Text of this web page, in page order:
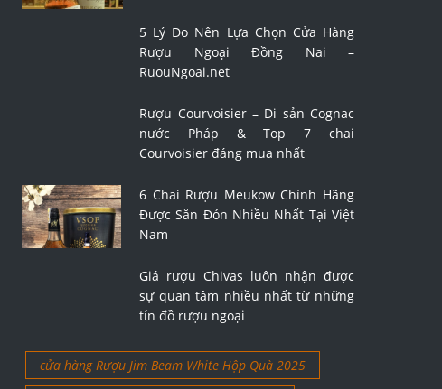
5 Lý Do Nên Lựa Chọn Cửa Hàng
Rượu Ngoại Đồng Nai –
RuouNgoai.net
Rượu Courvoisier – Di sản Cognac
nước Pháp & Top 7 chai
Courvoisier đáng mua nhất
6 Chai Rượu Meukow Chính Hãng
Được Săn Đón Nhiều Nhất Tại Việt
Nam
Giá rượu Chivas luôn nhận được
sự quan tâm nhiều nhất từ những
tín đồ rượu ngoại
cửa hàng Rượu Jim Beam White Hộp Quà 2025